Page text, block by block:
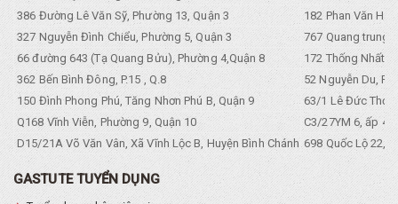
386 Đường Lê Văn Sỹ, Phường 13, Quận 3
182 Phan Văn
327 Nguyễn Đình Chiểu, Phường 5, Quận 3
767 Quang trung,
66 đường 643 (Tạ Quang Bửu), Phường 4,Quận 8
172 Thống Nhất.
362 Bến Bình Đông, P.15 , Q.8
52 Nguyễn Du,
150 Đình Phong Phú, Tăng Nhơn Phú B, Quận 9
63/1 Lê Đức Thọ,
Q168 Vĩnh Viễn, Phường 9, Quận 10
C3/27YM 6, ấp 4,
D15/21A Võ Văn Vân, Xã Vĩnh Lộc B, Huyện Bình Chánh 698 Quốc Lộ 22,
GASTUTE TUYỂN DỤNG